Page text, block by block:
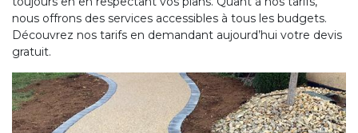
nous offrons des services accessibles à tous les budgets.
Découvrez nos tarifs en demandant aujourd’hui votre devis
gratuit.